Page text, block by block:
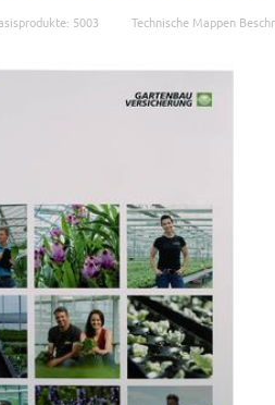
5003 Technische Mappen